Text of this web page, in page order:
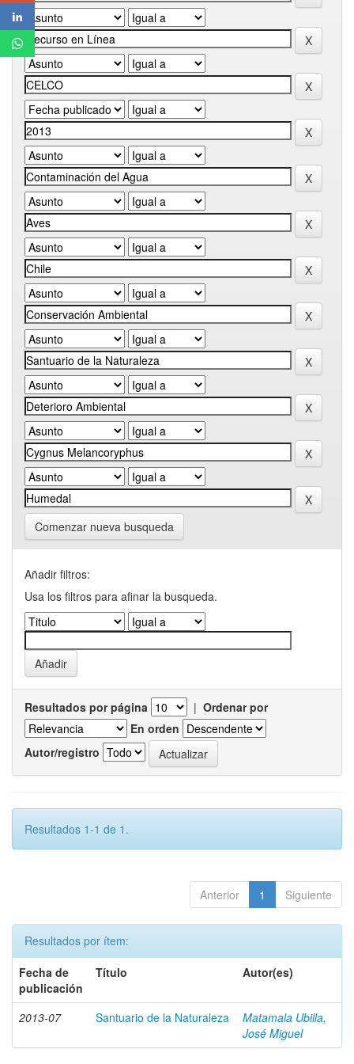
Comenzar nueva busqueda
Añadir filtros:
Usa los filtros para afinar la busqueda.
Resultados por página | Ordenar por
En orden
Autor/registro
Resultados 1-1 de 1.
Anterior 1 Siguiente
Resultados por ítem:
Fecha de
publicación
Título Autor(es)
2013-07 Santuario de la Naturaleza
Matamala Ubilla,
José Miguel